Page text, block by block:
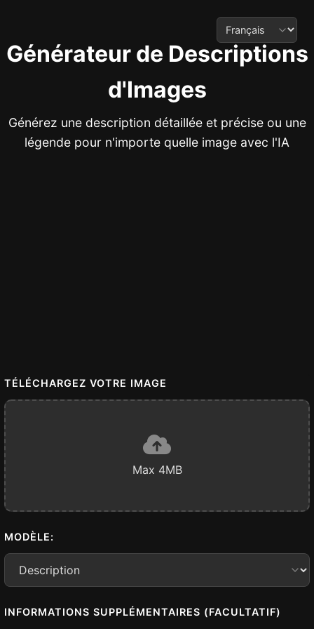
Générateur de Descriptions
d'Images
Générez une description détaillée et précise ou une
légende pour n'importe quelle image avec l'IA
TÉLÉCHARGEZ VOTRE IMAGE
Max 4MB
MODÈLE:
INFORMATIONS SUPPLÉMENTAIRES (FACULTATIF)